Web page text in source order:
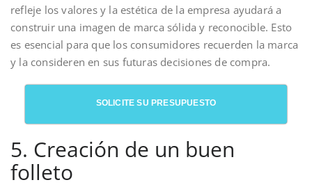
refleje los valores y la estética de la empresa ayudará a
construir una imagen de marca sólida y reconocible. Esto
es esencial para que los consumidores recuerden la marca
y la consideren en sus futuras decisiones de compra.
SOLICITE SU PRESUPUESTO
5. Creación de un buen
folleto